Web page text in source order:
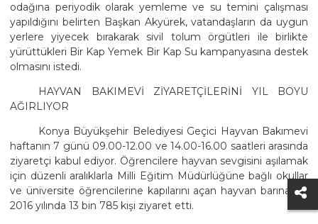
odağına periyodik olarak yemleme ve su temini çalışması
yapıldığını belirten Başkan Akyürek, vatandaşların da uygun
yerlere yiyecek bırakarak sivil tolum örgütleri ile birlikte
yürüttükleri Bir Kap Yemek Bir Kap Su kampanyasına destek
olmasını istedi.
HAYVAN BAKIMEVİ ZİYARETÇİLERİNİ YIL BOYU
AĞIRLIYOR
Konya Büyükşehir Belediyesi Geçici Hayvan Bakımevi
haftanın 7 günü 09.00-12.00 ve 14.00-16.00 saatleri arasında
ziyaretçi kabul ediyor. Öğrencilere hayvan sevgisini aşılamak
için düzenli aralıklarla Milli Eğitim Müdürlüğüne bağlı okullar
ve üniversite öğrencilerine kapılarını açan hayvan barınağını
2016 yılında 13 bin 785 kişi ziyaret etti.